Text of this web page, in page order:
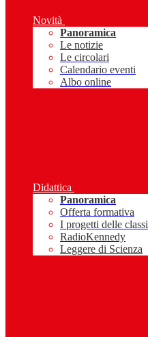
Novità
Panoramica
Le notizie
Le circolari
Calendario eventi
Albo online
Didattica
Panoramica
Offerta formativa
I progetti delle classi
RadioKennedy
Leggere di Scienza